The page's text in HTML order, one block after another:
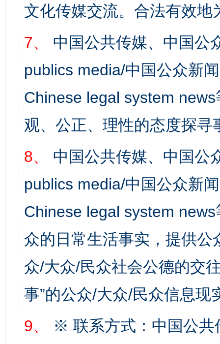
文化传媒交流。合法有效地
7、
中国公共传媒、中国公
publics media/中国公众新
Chinese legal system
观、公正、理性的态度探寻
8、
中国公共传媒、中国公
publics media/中国公众新
Chinese legal system
众的日常生活事实，提供
众/大众/民众社会公德的交
事”的公众/大众/民众信息现
9、
※ 联系方式：中国公共
东山县通报“牛蛙产品抗生素超标问题”
千年窑火 生生不息 一